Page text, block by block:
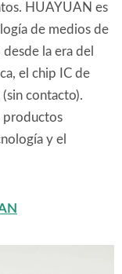
HUAYUAN es
de medios de
la era del
el chip IC de
contacto).
productos
y el